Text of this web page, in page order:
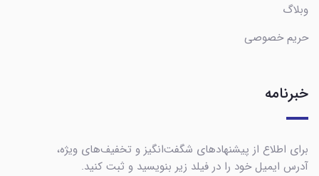
وبلاگ
حریم خصوصی
خبرنامه
برای اطلاع از پیشنهادهای شگفت‌انگیز و تخفیف‌های ویژه،
آدرس ایمیل خود را در فیلد زیر بنویسید و ثبت کنید.